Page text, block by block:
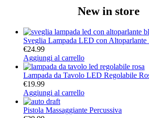
New in store
Sveglia Lampada LED con Altoparlante
€24.99
Aggiungi al carrello
Lampada da Tavolo LED Regolabile
€19.99
Aggiungi al carrello
Pistola Massaggiante Percussiva